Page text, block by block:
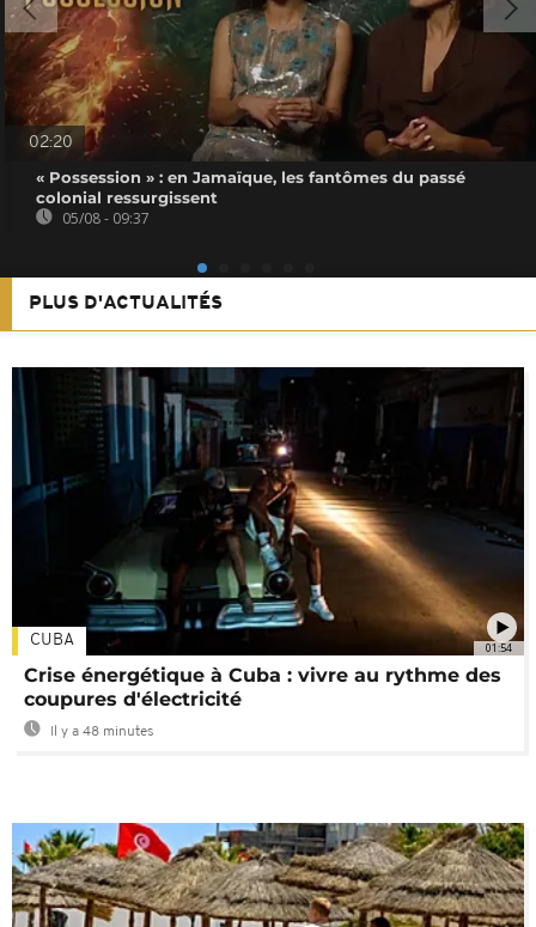
02:20
« Possession » : en Jamaïque, les fantômes du passé
colonial ressurgissent
05/08 - 09:37
PLUS D'ACTUALITÉS
01:54
CUBA
Crise énergétique à Cuba : vivre au rythme des
coupures d'électricité
Il y a 48 minutes